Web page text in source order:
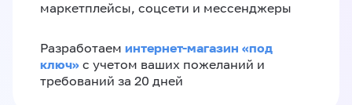
маркетплейсы, соцсети и мессенджеры
Разработаем интернет-магазин «‎под
ключ»‎ с учетом ваших пожеланий и
требований за 20 дней